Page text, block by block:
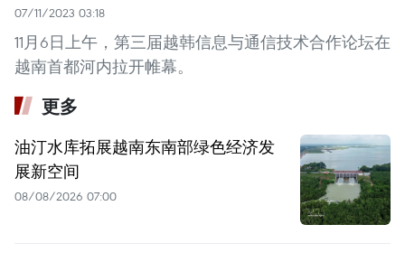
07/11/2023 03:18
11月6日上午，第三届越韩信息与通信技术合作论坛在
越南首都河内拉开帷幕。
更多
油汀水库拓展越南东南部绿色经济发
展新空间
08/08/2026 07:00